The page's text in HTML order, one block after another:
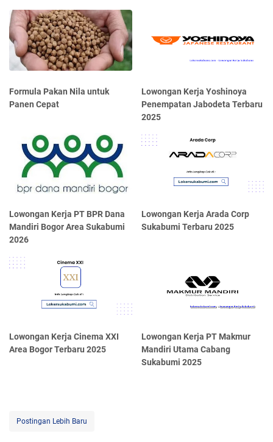
Formula Pakan Nila untuk
Panen Cepat
Lowongan Kerja Yoshinoya
Penempatan Jabodeta Terbaru
2025
Lowongan Kerja PT BPR Dana
Mandiri Bogor Area Sukabumi
2026
Lowongan Kerja Arada Corp
Sukabumi Terbaru 2025
Lowongan Kerja Cinema XXI
Area Bogor Terbaru 2025
Lowongan Kerja PT Makmur
Mandiri Utama Cabang
Sukabumi 2025
Postingan Lebih Baru